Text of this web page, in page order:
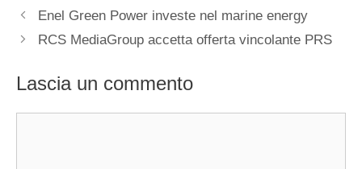
Enel Green Power investe nel marine energy
RCS MediaGroup accetta offerta vincolante PRS
Lascia un commento